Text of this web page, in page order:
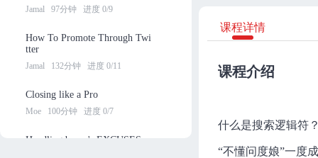
Jamal 97分钟 进度 0/9
How To Promote Through Twi
tter
Jamal 132分钟 进度 0/11
Closing like a Pro
Moe 100分钟 进度 0/7
Handling buyer's EXCUSES
课程详情
课程介绍
什么是搜索逻辑符
“不懂问度娘”一度